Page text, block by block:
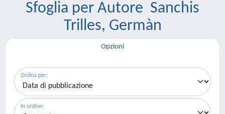
Sfoglia per Autore Sanchis
Trilles, Germàn
Opzioni
Ordina per:
In ordine: